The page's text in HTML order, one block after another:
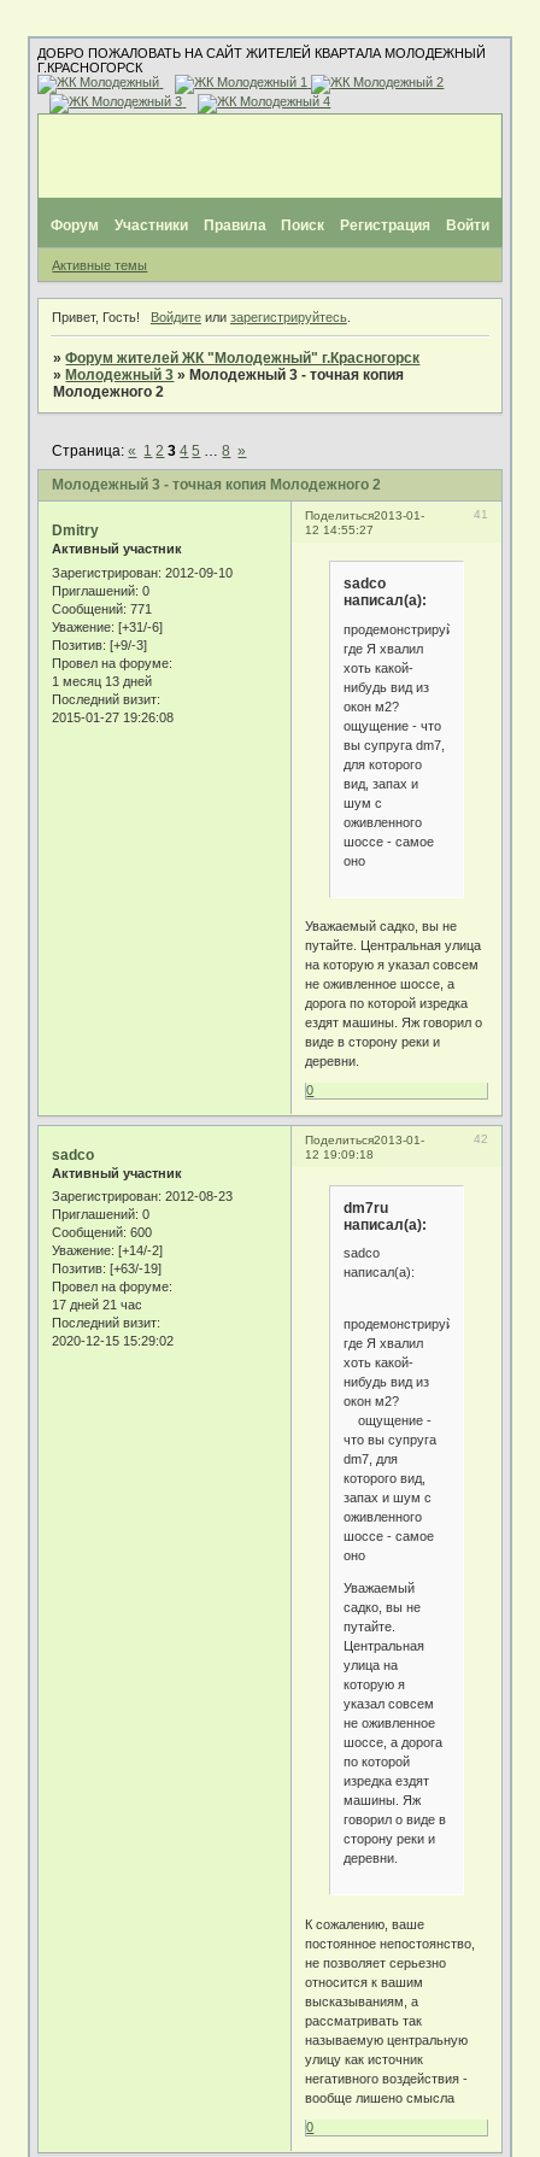
ДОБРО ПОЖАЛОВАТЬ НА САЙТ ЖИТЕЛЕЙ КВАРТАЛА МОЛОДЕЖНЫЙ
Г.КРАСНОГОРСК
Форум Участники Правила Поиск Регистрация Войти
Активные темы
Привет, Гость! Войдитеили зарегистрируйтесь.
»Форум жителей ЖК "Молодежный" г.Красногорск
» Молодежный 3 » Молодежный 3 - точная копия
Молодежного 2
Молодежный 3 - точная копия Молодежного 2
Страница:« 1 2 3 4 5 8 »
Поделиться 41
2013-01-
12 14:55:27
Dmitry
Активный участник
Зарегистрирован: 2012-09-10
Приглашений: 0
Сообщений: 771
Уважение: [+31/-6]
Позитив: [+9/-3]
Провел на форуме:
1 месяц 13 дней
Последний визит:
2015-01-27 19:26:08
sadco
написал(а):
продемонстрируйте,
где Я хвалил
хоть какой-
нибудь вид из
окон м2?
ощущение - что
вы супруга dm7,
для которого
вид, запах и
шум с
оживленного
шоссе - самое
оно
Уважаемый садко, вы не
путайте. Центральная улица
на которую я указал совсем
не оживленное шоссе, а
дорога по которой изредка
ездят машины. Яж говорил о
виде в сторону реки и
деревни.
0
Поделиться 42
2013-01-
12 19:09:18
sadco
Активный участник
Зарегистрирован: 2012-08-23
Приглашений: 0
Сообщений: 600
Уважение: [+14/-2]
Позитив: [+63/-19]
Провел на форуме:
17 дней 21 час
Последний визит:
2020-12-15 15:29:02
dm7ru
написал(а):
sadco
написал(а):
продемонстрируйте,
где Я хвалил
хоть какой-
нибудь вид из
окон м2?
ощущение -
что вы супруга
dm7, для
которого вид,
запах и шум с
оживленного
шоссе - самое
оно
Уважаемый
садко, вы не
путайте.
Центральная
улица на
которую я
указал совсем
не оживленное
шоссе, а дорога
по которой
изредка ездят
машины. Яж
говорил о виде в
сторону реки и
деревни.
К сожалению, ваше
постоянное непостоянство,
не позволяет серьезно
относится к вашим
высказываниям, а
рассматривать так
называемую центральную
улицу как источник
негативного воздействия -
вообще лишено смысла
0